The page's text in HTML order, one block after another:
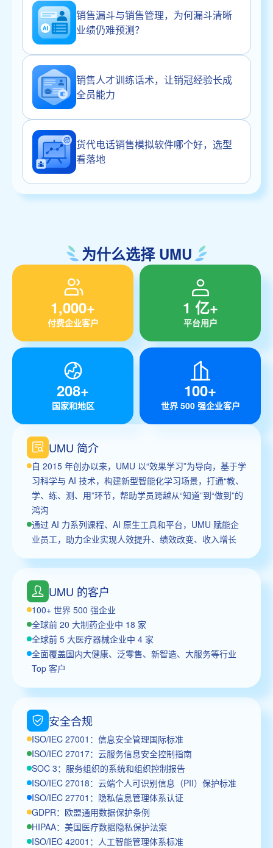
销售漏斗与销售管理，为何漏斗清晰
业绩仍难预测？
销售人才训练话术，让销冠经验长成
全员能力
货代电话销售模拟软件哪个好，选型
看落地
为什么选择 UMU
1,000+
付费企业客户
1 亿+
平台用户
208+
国家和地区
100+
世界 500 强企业客户
UMU 简介
自 2015 年创办以来，UMU 以“效果学习”为导向，基于学
习科学与 AI 技术，构建新型智能化学习场景，打通“教、
学、练、测、用”环节，帮助学员跨越从“知道”到“做到”的
鸿沟
通过 AI 力系列课程、AI 原生工具和平台，UMU 赋能企
业员工，助力企业实现人效提升、绩效改变、收入增长
UMU 的客户
100+ 世界 500 强企业
全球前 20 大制药企业中 18 家
全球前 5 大医疗器械企业中 4 家
全面覆盖国内大健康、泛零售、新智造、大服务等行业
Top 客户
安全合规
ISO/IEC 27001：信息安全管理国际标准
ISO/IEC 27017：云服务信息安全控制指南
SOC 3：服务组织的系统和组织控制报告
ISO/IEC 27018：云端个人可识别信息（PII）保护标准
ISO/IEC 27701：隐私信息管理体系认证
GDPR：欧盟通用数据保护条例
HIPAA：美国医疗数据隐私保护法案
ISO/IEC 42001：人工智能管理体系标准